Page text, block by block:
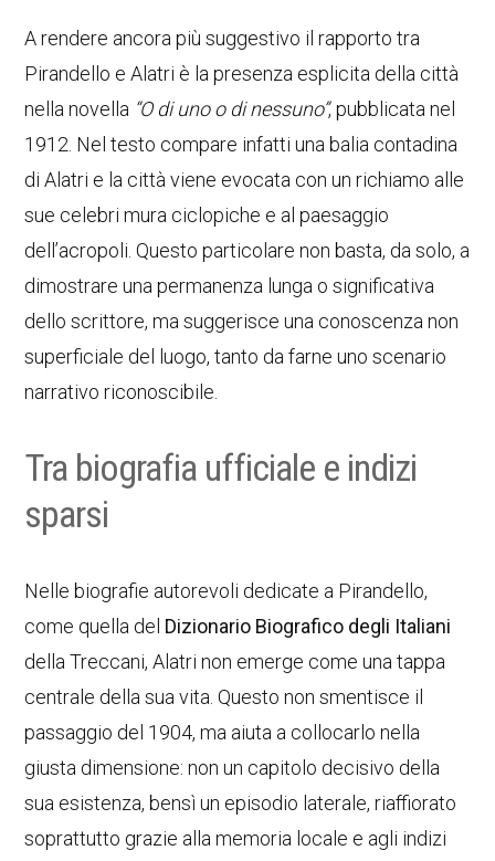
A rendere ancora più suggestivo il rapporto tra
Pirandello e Alatri è la presenza esplicita della città
nella novella “O di uno o di nessuno”, pubblicata nel
1912. Nel testo compare infatti una balia contadina
di Alatri e la città viene evocata con un richiamo alle
sue celebri mura ciclopiche e al paesaggio
dell’acropoli. Questo particolare non basta, da solo, a
dimostrare una permanenza lunga o significativa
dello scrittore, ma suggerisce una conoscenza non
superficiale del luogo, tanto da farne uno scenario
narrativo riconoscibile.
Tra biografia ufficiale e indizi
sparsi
Nelle biografie autorevoli dedicate a Pirandello,
come quella del Dizionario Biografico degli Italiani
della Treccani, Alatri non emerge come una tappa
centrale della sua vita. Questo non smentisce il
passaggio del 1904, ma aiuta a collocarlo nella
giusta dimensione: non un capitolo decisivo della
sua esistenza, bensì un episodio laterale, riaffiorato
soprattutto grazie alla memoria locale e agli indizi